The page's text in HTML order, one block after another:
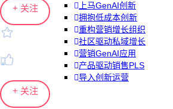
上马GenAI创新
拥抱低成本创新
重构营销增长组织
社区驱动私域增长
营销GenAI应用
产品驱动销售PLS
导入创新运营
+ 关注
+ 关注